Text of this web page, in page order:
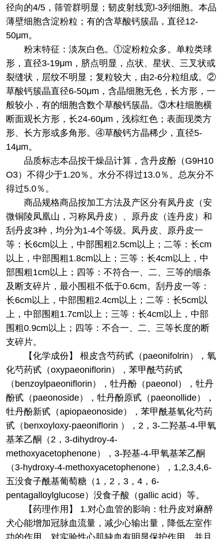
径向的4/5，筛管群明显；韧皮射线宽l-3列细胞。本品
薄壁细胞含淀粉粒；有的含草酸钙簇晶，直径12-
50μm。
粉末特征：淡灰白色。①淀粉粒众多。单粒类球
形，直径3-19μm，脐点明显，点状、星状、三叉状或
裂缝状，层纹不明显；复粒较大，由2-6分粒组成。②
草酸钙簇晶直径6-50μm，含晶细胞无色，长方形，一
般较小，有的细胞含数个草酸钙簇晶。③木柱细胞横
断面观长方形，长24-60μm，浅棕红色；表面现类方
形、长方形或多角形。④草酸钙方晶稀少，直径5-
14μm。
品质标志本品按干燥品计算，含丹皮酚（G9H10
O3）不得少于1.20％。水分不得过13.0％。总灰分不
得过5.0％。
商品规格商品按加工方法及产区分有凤丹皮（安
微铜陵凤凰山，习称凤丹皮）、原丹皮（连丹皮）和
刮丹皮3种，均分为1-4个等级。凤丹皮、原丹皮一
等：长6cm以上，中部围粗2.5cm以上；二等：长cm
以上，中部围粗1.8cm以上；三等：长4cm以上，中
部围粗1cm以上；四等：不符合一、二、三等的细条
及断支碎片，最小围租不低于0.6cm。刮丹皮一等：
长6cm以上，中部围粗2.4cm以上；二等：长5cm以
上，中部围粗1.7cm以上；三等：长4cm以上，中部
围粗0.9cm以上；四等：不合一、二、三等长度的断
支碎片。
【化学成份】 根皮含芍药甙（paeonifolrin），氧
化芍药甙（oxypaeoniflorin），苯甲酰芍药甙
（benzoylpaeoniflorin），牡丹酚（paeonol），牡丹
酚甙（paeonoside），牡丹酚原甙（paeonollide），
牡丹酚新甙（apiopaeonoside），苯甲酰基氧化芍药
甙（benxoyloxy-paeoniflorin ），2，3-二羟基-4-甲氧
基苯乙酮（2，3-dihydroy-4-
methoxyacetophenone），3-羟基-4-甲氧基苯乙酮
（3-hydroxy-4-methoxyacetophenone），1,2,3,4,6-
五没食子酰基葡萄糖（1，2，3，4，6-
pentagalloylglucose）没食子酸（gallic acid）等。
【药理作用】 1.对心血管的影响：牡丹皮对麻醉
犬心能增加冠脉血流量，减少心输出量，降低左室作
功的作用。对实验性心肌缺血有明显保护作用，并且